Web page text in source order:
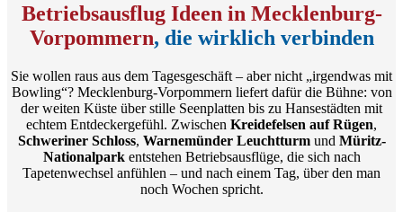
Betriebsausflug Ideen in Mecklenburg-
Vorpommern, die wirklich verbinden
Sie wollen raus aus dem Tagesgeschäft – aber nicht „irgendwas mit
Bowling“? Mecklenburg-Vorpommern liefert dafür die Bühne: von
der weiten Küste über stille Seenplatten bis zu Hansestädten mit
echtem Entdeckergefühl. Zwischen Kreidefelsen auf Rügen,
Schweriner Schloss, Warnemünder Leuchtturmund Müritz-
Nationalparkentstehen Betriebsausflüge, die sich nach
Tapetenwechsel anfühlen – und nach einem Tag, über den man
noch Wochen spricht.